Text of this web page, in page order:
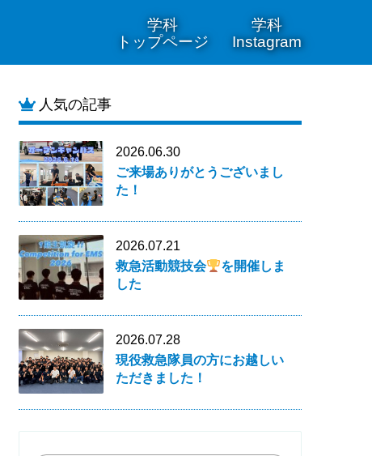
学科
トップページ
学科
Instagram
人気の記事
2026.06.30
ご来場ありがとうございまし
た！
2026.07.21
救急活動競技会
を開催しま
した
2026.07.28
現役救急隊員の方にお越しい
ただきました！